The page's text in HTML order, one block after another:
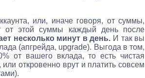
или, иначе говоря, от суммы,
от этой суммы каждый день после
несколько минут в день. И так вы
(апгрейда, upgrade). Выгода в том,
от вашего вклада, то есть чистая
откровенно врут и платить совсем